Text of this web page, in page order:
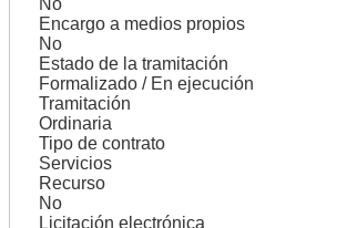
Encargo a medios propios
No
Estado de la tramitación
Formalizado / En ejecución
Tramitación
Ordinaria
Tipo de contrato
Servicios
Recurso
No
Licitación electrónica